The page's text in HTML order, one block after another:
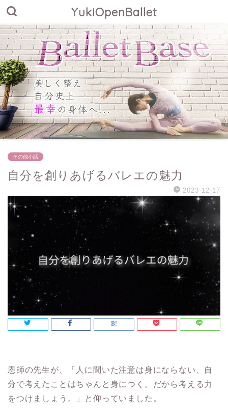
YukiOpenBallet
その他小話
自分を創りあげるバレエの魅力
2023-12-17
恩師の先生が、「人に聞いた注意は身にならない、自
分で考えたことはちゃんと身につく。だから考える力
をつけましょう。」と仰っていました。